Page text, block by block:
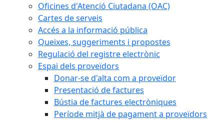
Oficines d'Atenció Ciutadana (OAC)
Cartes de serveis
Accés a la informació pública
Queixes, suggeriments i propostes
Regulació del registre electrònic
Espai dels proveïdors
Donar-se d'alta com a proveïdor
Presentació de factures
Bústia de factures electròniques
Període mitjà de pagament a proveïdors